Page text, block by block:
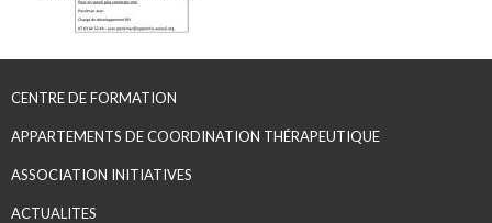
CENTRE DE FORMATION
APPARTEMENTS DE COORDINATION THÉRAPEUTIQUE
ASSOCIATION INITIATIVES
ACTUALITES